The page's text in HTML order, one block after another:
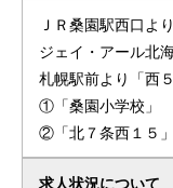
ＪＲ桑園駅西口よ
ジェイ・アール北
札幌駅前より「西
①「桑園小学校」
②「北７条西１５
求人状況について